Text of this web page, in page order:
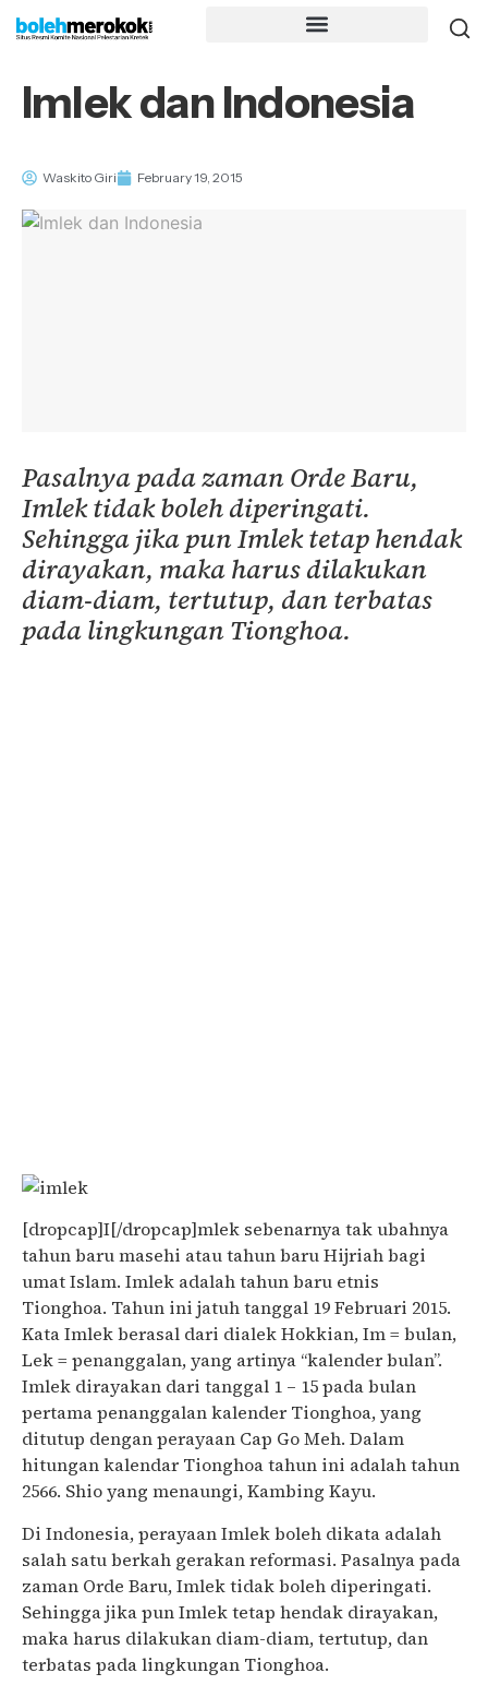
Imlek dan Indonesia
Waskito Giri February 19, 2015
Pasalnya pada zaman Orde Baru,
Imlek tidak boleh diperingati.
Sehingga jika pun Imlek tetap hendak
dirayakan, maka harus dilakukan
diam-diam, tertutup, dan terbatas
pada lingkungan Tionghoa.
[dropcap]I[/dropcap]mlek sebenarnya tak ubahnya
tahun baru masehi atau tahun baru Hijriah bagi
umat Islam. Imlek adalah tahun baru etnis
Tionghoa. Tahun ini jatuh tanggal 19 Februari 2015.
Kata Imlek berasal dari dialek Hokkian, Im = bulan,
Lek = penanggalan, yang artinya “kalender bulan”.
Imlek dirayakan dari tanggal 1 – 15 pada bulan
pertama penanggalan kalender Tionghoa, yang
ditutup dengan perayaan Cap Go Meh. Dalam
hitungan kalendar Tionghoa tahun ini adalah tahun
2566. Shio yang menaungi, Kambing Kayu.
Di Indonesia, perayaan Imlek boleh dikata adalah
salah satu berkah gerakan reformasi. Pasalnya pada
zaman Orde Baru, Imlek tidak boleh diperingati.
Sehingga jika pun Imlek tetap hendak dirayakan,
maka harus dilakukan diam-diam, tertutup, dan
terbatas pada lingkungan Tionghoa.